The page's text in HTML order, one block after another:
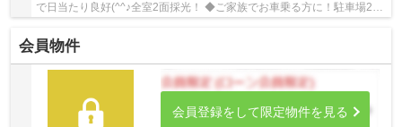
で日当たり良好(^^♪全室2面採光！ ◆ご家族でお車乗る方に！駐車場2台
会員物件
会員登録をして限定物件を見る